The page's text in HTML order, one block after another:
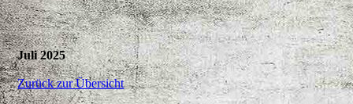
Juli 2025
Zurück zur Übersicht